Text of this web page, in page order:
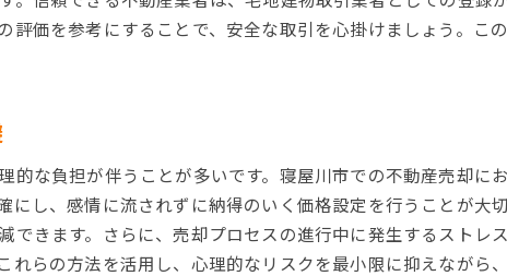
顧客からのフィードバックの重要性
近隣環境の変化と市場への影響
コミュニティの意見を考慮した売却計画
現地調査とその結果の解釈
評価を参考にすることで、安全な取引を心掛けましょう。こ
な負担が伴うことが多いです。寝屋川市での不動産売却に
にし、感情に流されずに納得のいく価格設定を行うことが大
できます。さらに、売却プロセスの進行中に発生するストレ
れらの方法を活用し、心理的なリスクを最小限に抑えながら